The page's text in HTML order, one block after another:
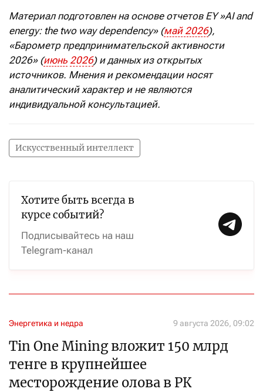
Материал подготовлен на основе отчетов EY»AI and
energy: the two way dependency» (май 2026),
«Барометр предпринимательской активности
2026» (июнь 2026) и данных из открытых
источников. Мнения и рекомендации носят
аналитический характер и не являются
индивидуальной консультацией.
Искусственный интеллект
Хотите быть всегда в
курсе событий?
Подписывайтесь на наш
Telegram-канал
Энергетика и недра 9 августа 2026, 09:02
Tin One Mining вложит 150 млрд
тенге в крупнейшее
месторождение олова в РК